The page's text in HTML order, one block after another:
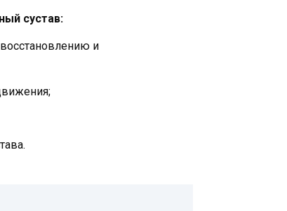
сустав:
восстановлению и